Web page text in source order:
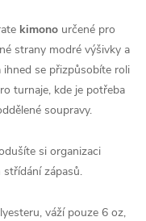
kimono určené pro
strany modré výšivky a
se přizpůsobíte roli
turnaje, kde je potřeba
soupravy.
si organizaci
zápasů.
váží pouze 6 oz,